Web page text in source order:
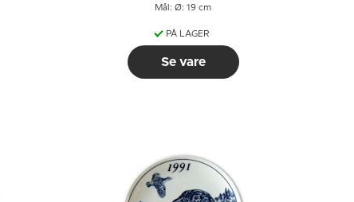
Mål: Ø: 19 cm
PÅ LAGER
Se vare